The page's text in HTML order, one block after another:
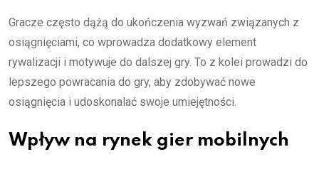
Gracze często dążą do ukończenia wyzwań związanych z
osiągnięciami, co wprowadza dodatkowy element
rywalizacji i motywuje do dalszej gry. To z kolei prowadzi do
lepszego powracania do gry, aby zdobywać nowe
osiągnięcia i udoskonalać swoje umiejętności.
Wpływ na rynek gier mobilnych